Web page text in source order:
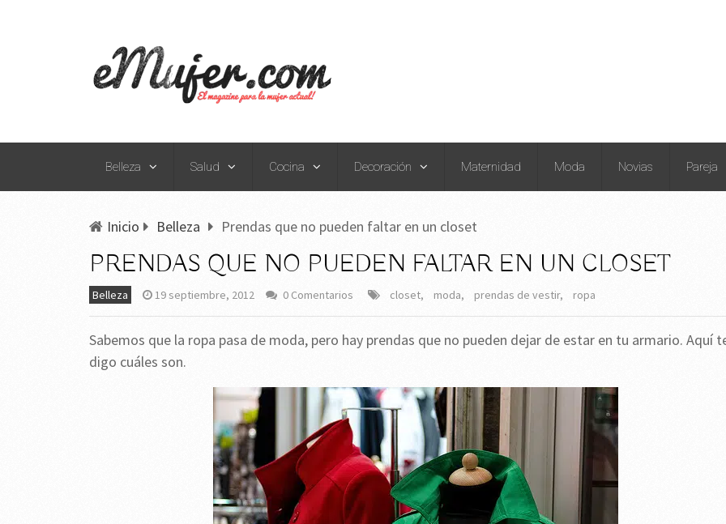
Belleza Salud Cocina Decoración Maternidad Moda Novias Pareja
Inicio Belleza Prendas que no pueden faltar en un closet
PRENDAS QUE NO PUEDEN FALTAR EN UN CLOSET
Belleza 19 septiembre, 2012 0 Comentarios closet, moda, prendas de vestir, ropa
Sabemos que la ropa pasa de moda, pero hay prendas que no pueden dejar de estar en tu armario. Aquí
digo cuáles son.